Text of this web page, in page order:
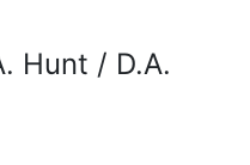
Hunt / D.A.